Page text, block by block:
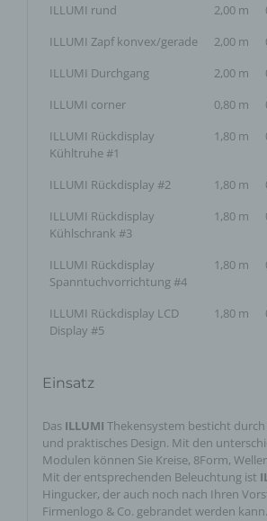
ILLUMI rund
2,00 m
ILLUMI Zapf konvex/gerade
2,00 m
ILLUMI Durchgang
2,00 m
ILLUMI corner
0,80 m
ILLUMI Rückdisplay
Kühltruhe #1
1,80 m
ILLUMI Rückdisplay #2 1,80 m
ILLUMI Rückdisplay
Kühlschrank #3
1,80 m
ILLUMI Rückdisplay
Spanntuchvorrichtung #4
1,80 m
ILLUMI Rückdisplay LCD
Display #5
1,80 m
Einsatz
Das ILLUMI Thekensystem besticht
und praktisches Design. Mit den
Modulen können Sie Kreise, 8Form,
Mit der entsprechenden Beleuchtung ist
Hingucker, der auch noch nach Ihren
Firmenlogo & Co. gebrandet werden kann.